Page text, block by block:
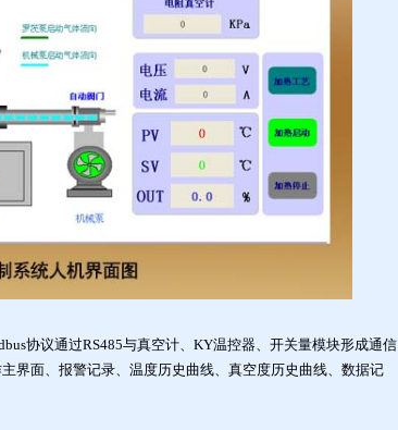
协议通过RS485与真空计、KY温控器、开关量模块形成通信
界面、报警记录、温度历史曲线、真空度历史曲线、数据记